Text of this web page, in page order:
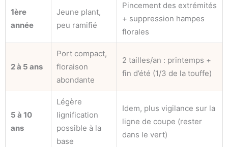
1ère
année
Jeune plant,
peu ramifié
Pincement des extrémités
+ suppression hampes
florales
2 à 5 ans
Port compact,
floraison
abondante
2 tailles/an : printemps +
fin d’été (1/3 de la touffe)
5 à 10
ans
Légère
lignification
possible à la
base
Idem, plus vigilance sur la
ligne de coupe (rester
dans le vert)